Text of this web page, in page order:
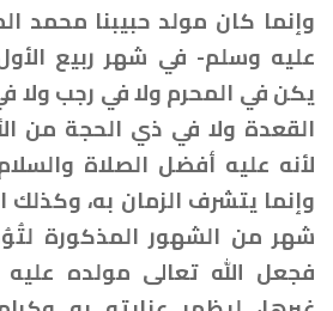
وإنما كان مولد حبيبنا محمد
عليه وسلم- في شهر ربيع
يكن في المحرم ولا في رجب ولا
القعدة ولا في ذي الحجة من
لأنه عليه أفضل الصلاة
وإنما يتشرف الزمان به، وكذلك
شهر من الشهور المذكورة
فجعل الله تعالى مولده